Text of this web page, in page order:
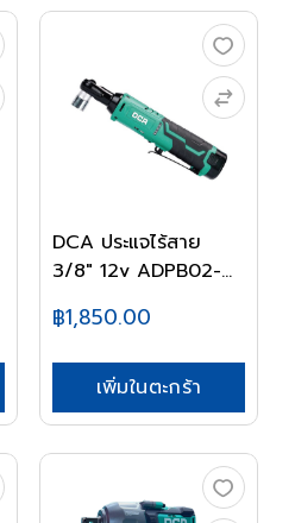
DCA ประแจไร้สาย
3/8" 12v ADPB02-
฿1,850.00
เพิ่มในตะกร้า